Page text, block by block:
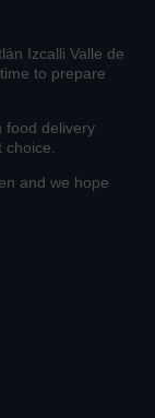
Izcalli Valle de
to prepare
food delivery
choice.
and we hope